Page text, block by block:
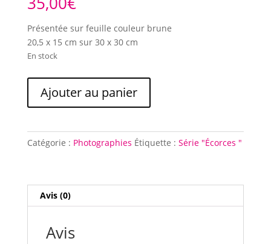
Présentée sur feuille couleur brune
20,5 x 15 cm sur 30 x 30 cm
En stock
Ecorce
Ajouter au panier
Catégorie : Photographies Étiquette : Série "Écorces "
Avis (0)
Avis